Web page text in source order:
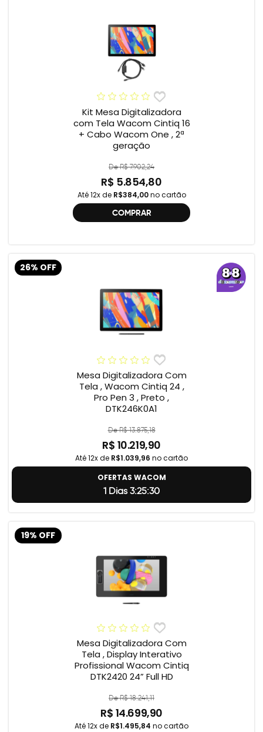
Kit Mesa Digitalizadora
com Tela Wacom Cintiq 16
+ Cabo Wacom One , 2ª
geração
De R$ 7.902,24
R$ 5.854,80
Até 12x de R$384,00no cartão
COMPRAR
26% OFF
Mesa Digitalizadora Com
Tela , Wacom Cintiq 24 ,
Pro Pen 3 , Preto ,
DTK246K0A1
De R$ 13.875,18
R$ 10.219,90
Até 12x de R$1.039,96 no cartão
OFERTAS WACOM
1 Dias 3:25:29
19% OFF
Mesa Digitalizadora Com
Tela , Display Interativo
Profissional Wacom Cintiq
DTK2420 24” Full HD
De R$ 18.241,11
R$ 14.699,90
Até 12x de R$1.495,84 no cartão